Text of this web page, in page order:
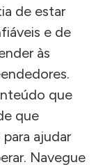
de estar
e de
às
que
que
ajudar
Navegue